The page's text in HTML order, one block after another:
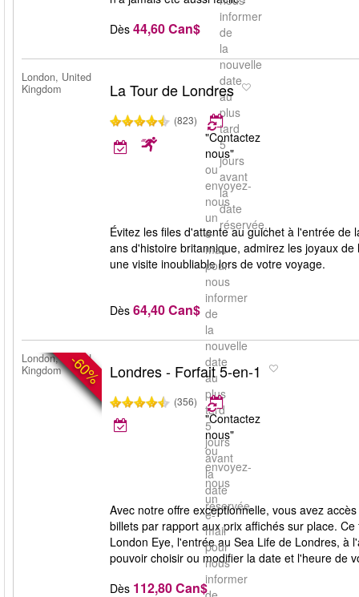
informer
de
la
nouvelle
date
au
plus
tard
5
jours
avant
la
date
réservée.
Dès 44,60 Can$
London, United
Kingdom
La Tour de Londres
(823)
"Contactez
nous"
ou
envoyez-
nous
un
e-
mail
pour
nous
informer
de
la
nouvelle
date
au
plus
tard
5
jours
avant
la
date
réservée.
Évitez les files d'attente au guichet à l'entrée
ans d'histoire britannique, admirez les joyaux
une visite inoubliable lors de votre voyage.
Dès 64,40 Can$
-60%
London, United
Kingdom
Londres - Forfait 5-en-1
(356)
"Contactez
nous"
ou
envoyez-
nous
un
e-
mail
pour
nous
informer
Avec notre offre exceptionnelle, vous avez
billets par rapport aux prix affichés sur place.
London Eye, l'entrée au Sea Life de Londres, à
pouvoir choisir ou modifier la date et l'heure de
Dès 112,80 Can$